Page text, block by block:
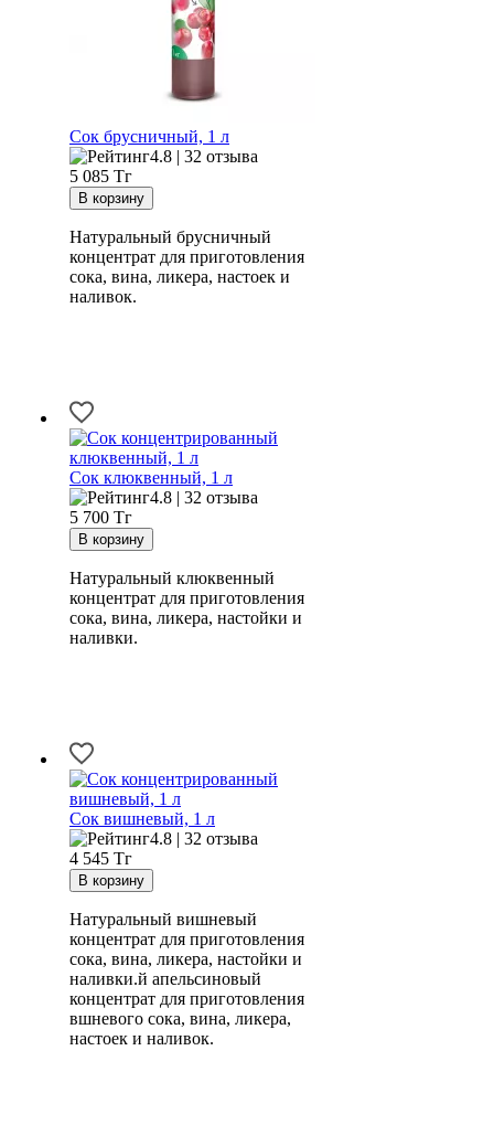
Сок брусничный, 1 л
4.8 | 32 отзыва
5 085 Тг
Натуральный брусничный
концентрат для приготовления
сока, вина, ликера, настоек и
наливок.
Сок клюквенный, 1 л
4.8 | 32 отзыва
5 700 Тг
Натуральный клюквенный
концентрат для приготовления
сока, вина, ликера, настойки и
наливки.
Сок вишневый, 1 л
4.8 | 32 отзыва
4 545 Тг
Натуральный вишневый
концентрат для приготовления
сока, вина, ликера, настойки и
наливки.й апельсиновый
концентрат для приготовления
вшневого сока, вина, ликера,
настоек и наливок.